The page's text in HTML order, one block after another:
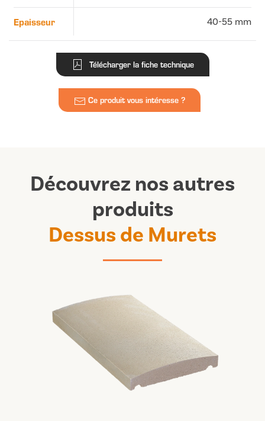
Epaisseur 40-55 mm
Télécharger la fiche technique
Ce produit vous intéresse ?
Découvrez nos autres
produits
Dessus de Murets